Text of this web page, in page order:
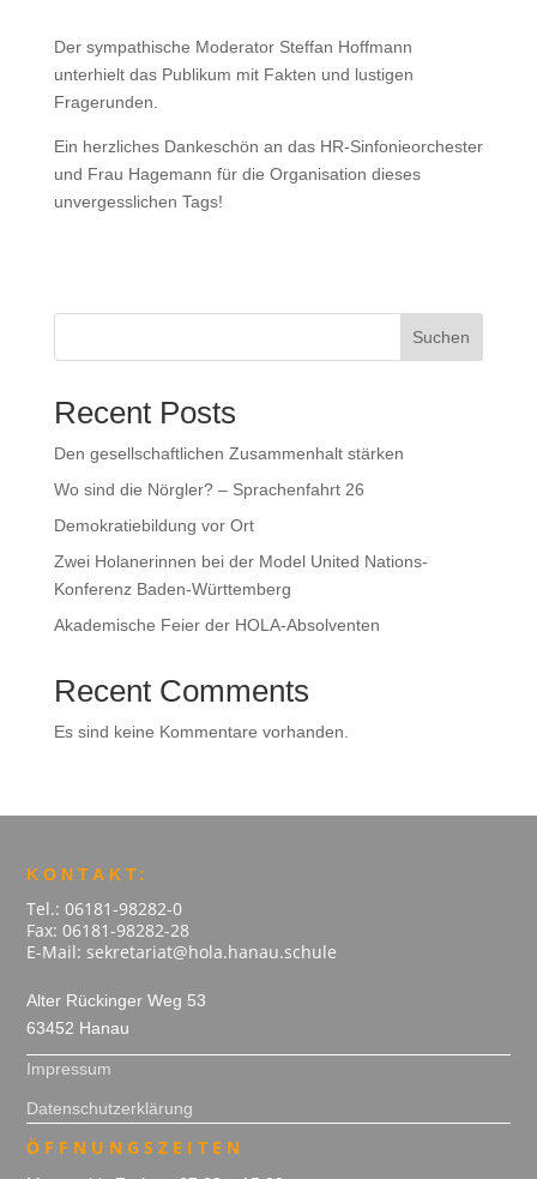
Der sympathische Moderator Steffan Hoffmann
unterhielt das Publikum mit Fakten und lustigen
Fragerunden.
Ein herzliches Dankeschön an das HR-Sinfonieorchester
und Frau Hagemann für die Organisation dieses
unvergesslichen Tags!
Suchen
Recent Posts
Den gesellschaftlichen Zusammenhalt stärken
Wo sind die Nörgler? – Sprachenfahrt 26
Demokratiebildung vor Ort
Zwei Holanerinnen bei der Model United Nations-
Konferenz Baden-Württemberg
Akademische Feier der HOLA-Absolventen
Recent Comments
Es sind keine Kommentare vorhanden.
KONTAKT:
Tel.: 06181-98282-0
Fax: 06181-98282-28
E-Mail: sekretariat@hola.hanau.schule
Alter Rückinger Weg 53
63452 Hanau
Impressum
Datenschutzerklärung
ÖFFNUNGSZEITEN